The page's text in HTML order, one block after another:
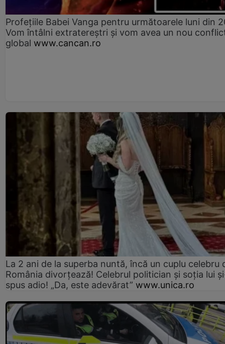
Profețiile Babei Vanga pentru următoarele luni din
Vom întâlni extratereștri și vom avea un nou
global www.cancan.ro
La 2 ani de la superba nuntă, încă un cuplu celebru
România divorțează! Celebrul politician și soția lui
spus adio! „Da, este adevărat” www.unica.ro